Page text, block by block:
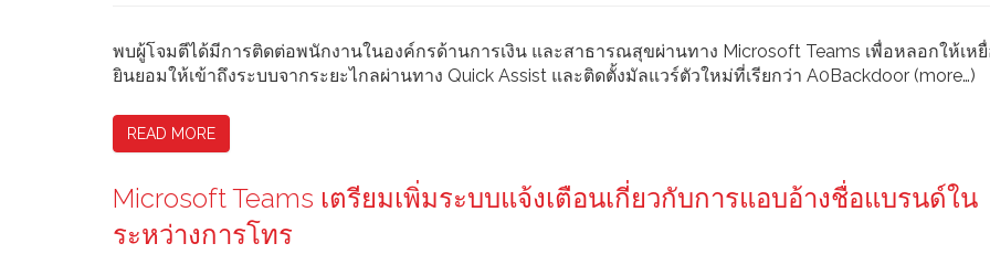
พบผู้โจมตีได้มีการติดต่อพนักงานในองค์กรด้านการเงิน และสาธารณสุขผ่านทาง Microsoft Teams เพื่อหลอกให้เห
ยินยอมให้เข้าถึงระบบจากระยะไกลผ่านทาง Quick Assist และติดตั้งมัลแวร์ตัวใหม่ที่เรียกว่า A0Backdoor (more…)
READ MORE
Microsoft Teams เตรียมเพิ่มระบบแจ้งเตือนเกี่ยวกับการแอบอ้างชื่อแบรนด์ใน
ระหว่างการโทร